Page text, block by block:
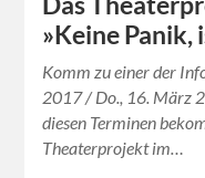
»Keine Panik,
Komm zu einer der
2017 / Do., 16. März
diesen Terminen
Theaterprojekt im…